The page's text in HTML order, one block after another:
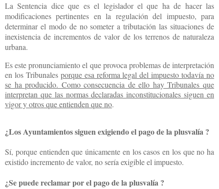
La Sentencia dice que es el legislador el que ha de hacer las
modificaciones pertinentes en la regulación del impuesto, para
determinar el modo de no someter a tributación las situaciones de
inexistencia de incrementos de valor de los terrenos de naturaleza
urbana.
Es este pronunciamiento el que provoca problemas de interpretación
en los Tribunales porque esa reforma legal del impuesto todavía no
se ha producido. Como consecuencia de ello hay Tribunales que
interpretan que las normas declaradas inconstitucionales siguen en
vigor y otros que entienden que no.
¿Los Ayuntamientos siguen exigiendo el pago de la plusvalía ?
Sí, porque entienden que únicamente en los casos en los que no ha
existido incremento de valor, no sería exigible el impuesto.
¿Se puede reclamar por el pago de la plusvalía ?